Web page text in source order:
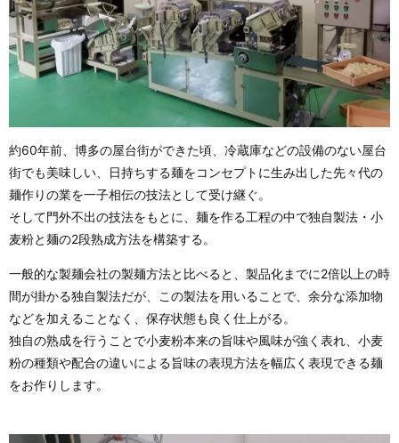
約60年前、博多の屋台街ができた頃、冷蔵庫などの設備のない屋台
街でも美味しい、日持ちする麺をコンセプトに生み出した先々代の
麺作りの業を一子相伝の技法として受け継ぐ。
そして門外不出の技法をもとに、麺を作る工程の中で独自製法・小
麦粉と麺の2段熟成方法を構築する。
一般的な製麺会社の製麺方法と比べると、製品化までに2倍以上の時
間が掛かる独自製法だが、この製法を用いることで、余分な添加物
などを加えることなく、保存状態も良く仕上がる。
独自の熟成を行うことで小麦粉本来の旨味や風味が強く表れ、小麦
粉の種類や配合の違いによる旨味の表現方法を幅広く表現できる麺
をお作りします。